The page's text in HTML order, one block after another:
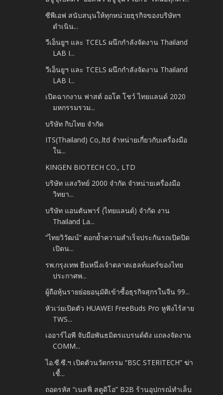
ซีพีเอฟ สนับสนุนให้ทุกหน่วยธุรกิจของบริษัทฯ
ดำเนิน...
วีเอ็นยูฯ และ TCELS ผนึกกำลังจัดงาน Thailand
LAB I...
วีเอ็นยูฯ และ TCELS ผนึกกำลังจัดงาน Thailand
LAB I...
เปิดฉากงาน ฟาสต์ ออโต โชว์ ไทยแลนด์ 2020
มหกรรมรวม...
บริษัท กิบไทย จำกัด
ITS(Thailand) Co,.ltd จำหน่ายเกี่ยวกับเครื่องมือ
ใน...
KINGEN BIOTECH CO., LTD
บริษัท แสงวิทย์ 2000 จำกัด จำหน่ายเครื่องมือ
วิทยา...
บริษัท แอนตันพาร์ (ไทยแลนด์) จำกัด งาน
Thailand La...
“ไทยวิวัฒน์” ตอกย้ำความสำเร็จประกันรถเปิดปิด
เปิดน...
รพ.กรุงเทพ ยืนหนึ่งเจ้าตลาดเฮลท์แคร์ของไทย
ประกาศพ...
ผู้ถือหุ้นรายย่อยอนุมัติเข้าซื้อธุรกิจสุกรในจีน 99...
หัวเว่ยเปิดตัว HUAWEI FreeBuds Pro หูฟังไร้สาย
TWS...
เออาร์ไอพี จับมือพันธมิตรแบรนด์ดัง แถลงจัดงาน
COMM...
ไอ.ซี.ซี.ฯ เปิดตัวนวัตกรรม “BSC STERITECH” ฆ่า
เชื้...
ถอดรหัส “เนลฟี่ สตูดิโอ” B2B ร้านอุปกรณ์ทำเล็บ